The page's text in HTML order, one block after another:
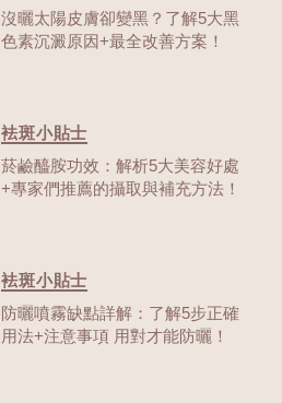
沒曬太陽皮膚卻變黑？了解5大黑
色素沉澱原因+最全改善方案！
袪斑小貼士
菸鹼醯胺功效：解析5大美容好處
+專家們推薦的攝取與補充方法！
袪斑小貼士
防曬噴霧缺點詳解：了解5步正確
用法+注意事項 用對才能防曬！